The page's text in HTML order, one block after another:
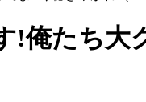
!俺たち大